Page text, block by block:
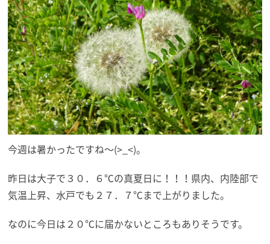
今週は暑かったですね～(>_<)。
昨日は大子で３０．６℃の真夏日に！！！県内、内陸部で
気温上昇、水戸でも２７．７℃まで上がりました。
なのに今日は２０℃に届かないところもありそうです。